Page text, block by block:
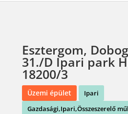
Esztergom,
31./D Ipari park
18200/3
Üzemi épület
Ipari
Gazdasági,Ipari,Összeszerelő